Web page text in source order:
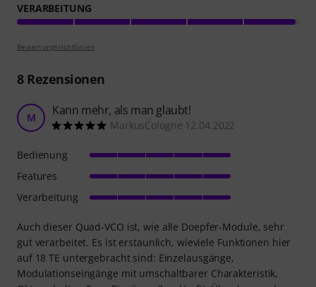
VERARBEITUNG
Bewertungsrichtlinien
8Rezensionen
M Kann mehr, als man glaubt!
MarkusCologne 12.04.2022
Auch dieser Quad-VCO ist, wie alle Doepfer-Module, sehr
gut verarbeitet. Es ist erstaunlich, wieviele Funktionen hier
auf 18 TE untergebracht sind: Einzelausgänge,
Modulationseingänge mit umschaltbarer Charakteristik,
Bedienung
Features
Verarbeitung